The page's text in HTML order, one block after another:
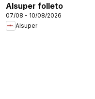
Alsuper folleto
07/08 - 10/08/2026
Alsuper